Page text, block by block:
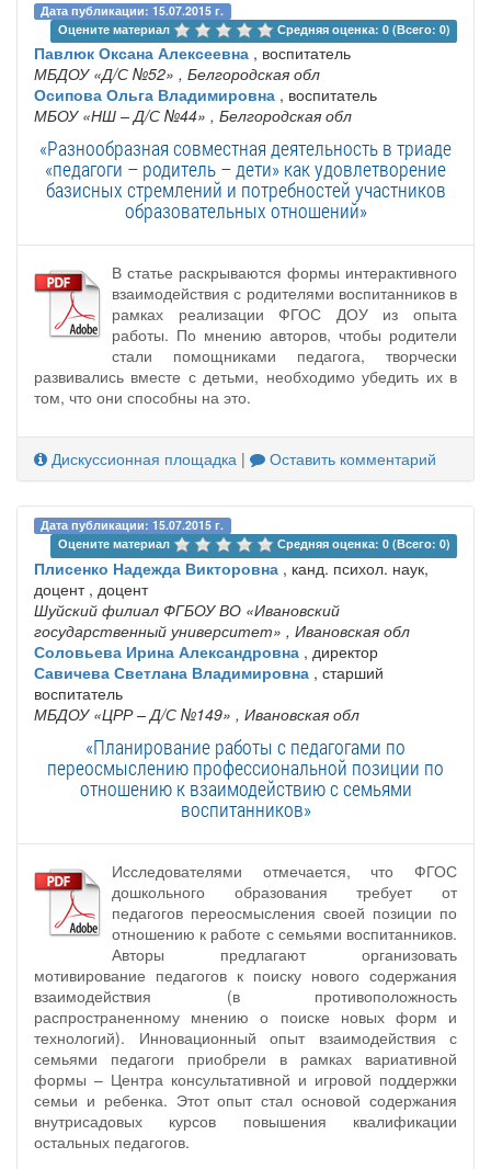
Дата публикации: 15.07.2015 г.
Оцените материал
Средняя оценка: 0 (Всего: 0)
Павлюк Оксана Алексеевна , воспитатель
МБДОУ «Д/С №52» , Белгородская обл
Осипова Ольга Владимировна , воспитатель
МБОУ «НШ – Д/С №44» , Белгородская обл
«Разнообразная совместная деятельность в триаде
«педагоги – родитель – дети» как удовлетворение
базисных стремлений и потребностей участников
образовательных отношений»
В статье раскрываются формы интерактивного
взаимодействия с родителями воспитанников в
рамках реализации ФГОС ДОУ из опыта
работы. По мнению авторов, чтобы родители
стали помощниками педагога, творчески
развивались вместе с детьми, необходимо убедить их в
том, что они способны на это.
Дискуссионная площадка | Оставить комментарий
Дата публикации: 15.07.2015 г.
Оцените материал
Средняя оценка: 0 (Всего: 0)
Плисенко Надежда Викторовна , канд. психол. наук,
доцент , доцент
Шуйский филиал ФГБОУ ВО «Ивановский
государственный университет» , Ивановская обл
Соловьева Ирина Александровна , директор
Савичева Светлана Владимировна , старший
воспитатель
МБДОУ «ЦРР – Д/С №149» , Ивановская обл
«Планирование работы с педагогами по
переосмыслению профессиональной позиции по
отношению к взаимодействию с семьями
воспитанников»
Исследователями отмечается, что ФГОС
дошкольного образования требует от
педагогов переосмысления своей позиции по
отношению к работе с семьями воспитанников.
Авторы предлагают организовать
мотивирование педагогов к поиску нового содержания
взаимодействия (в противоположность
распространенному мнению о поиске новых форм и
технологий). Инновационный опыт взаимодействия с
семьями педагоги приобрели в рамках вариативной
формы – Центра консультативной и игровой поддержки
семьи и ребенка. Этот опыт стал основой содержания
внутрисадовых курсов повышения квалификации
остальных педагогов.